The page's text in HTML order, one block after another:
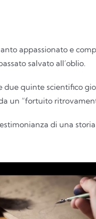
appassionato e
salvato all’oblio.
quinte scientifico
un “fortuito
di una